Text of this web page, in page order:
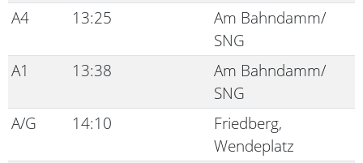
A4
13:25
Am Bahndamm/
SNG
A1
13:38
Am Bahndamm/
SNG
A/G
14:10
Friedberg,
Wendeplatz